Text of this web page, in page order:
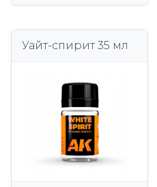
Уайт-спирит 35 мл